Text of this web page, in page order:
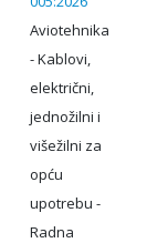
Aviotehnika
- Kablovi,
električni,
jednožilni i
višežilni za
opću
upotrebu -
Radna